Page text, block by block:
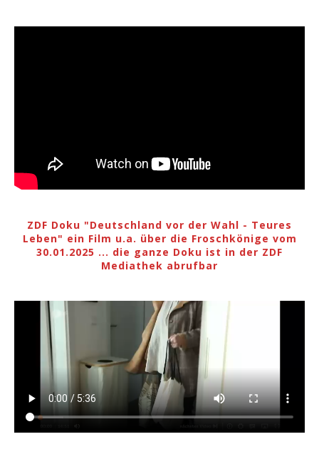
ZDF Doku "Deutschland vor der Wahl - Teures
Leben" ein Film u.a. über die Froschkönige vom
30.01.2025 ... die ganze Doku ist in der ZDF
Mediathek abrufbar